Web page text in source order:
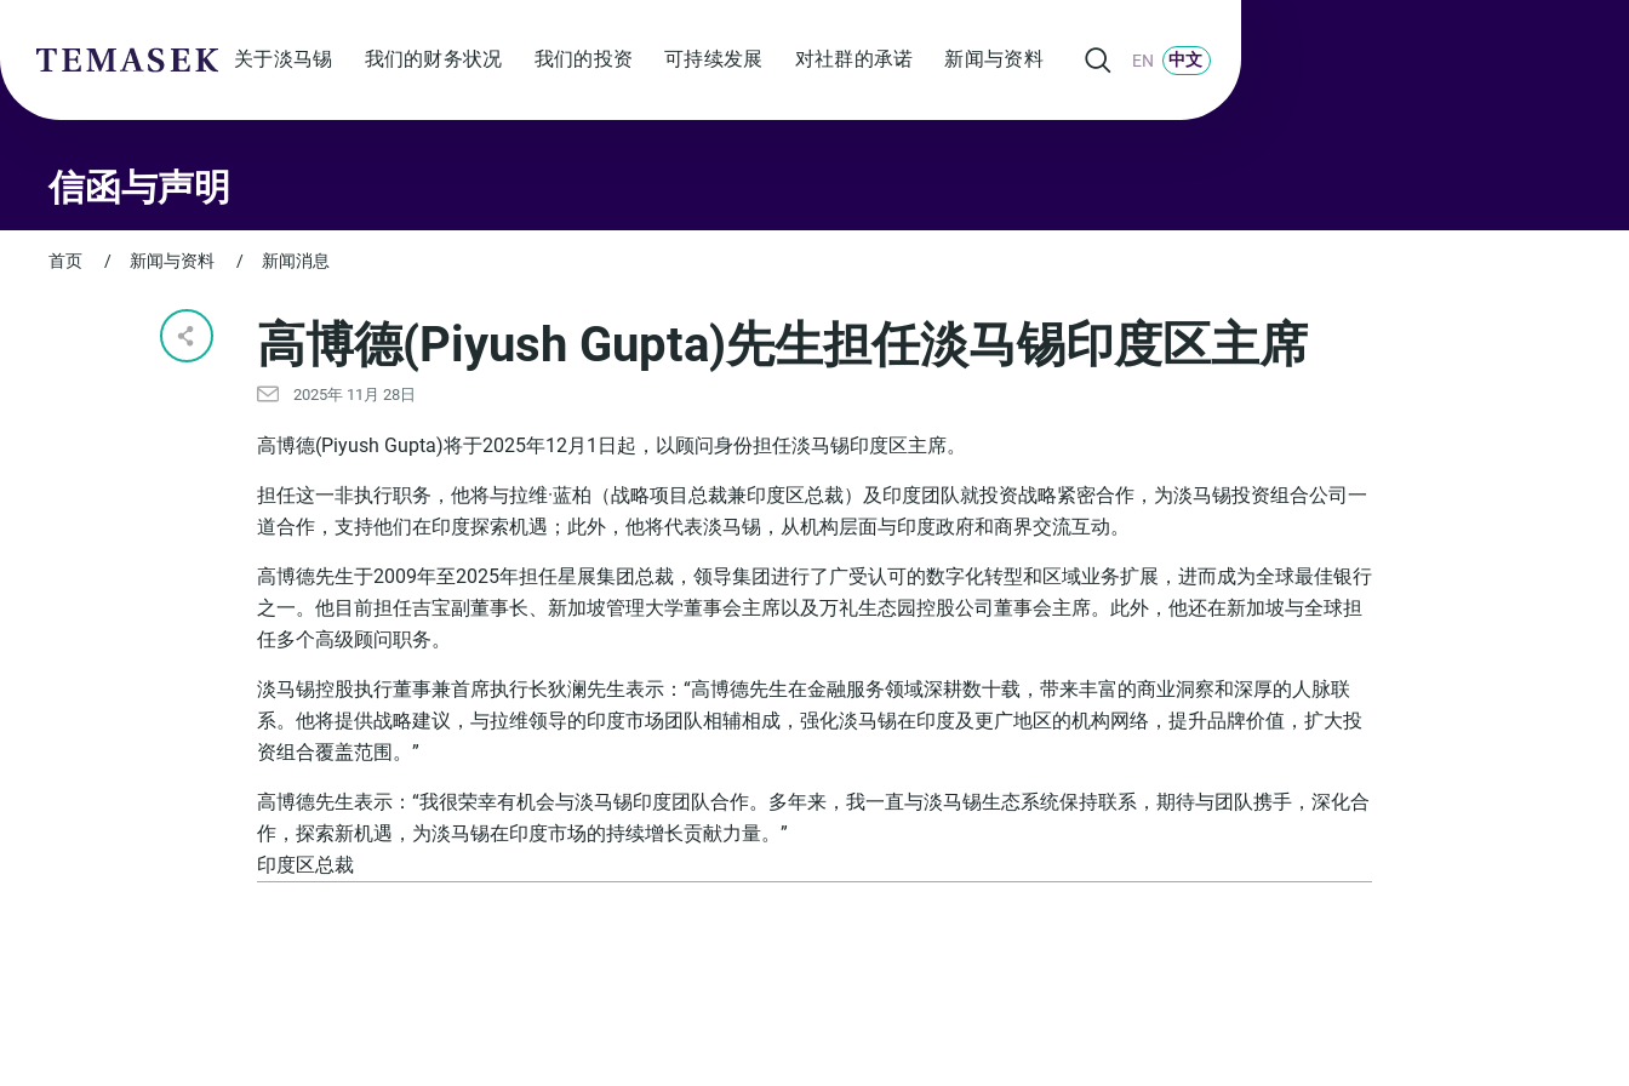
关于淡马锡 我们的财务状况 我们的投资 可持续发展 对社群的承诺 新闻与资料 EN 中文
信函与声明
首页 / 新闻与资料 / 新闻消息
高博德(Piyush Gupta)先生担任淡马锡印度区主席
2025年 11月 28日
高博德(Piyush Gupta)将于2025年12月1日起，以顾问身份担任淡马锡印度区主席。
担任这一非执行职务，他将与拉维·蓝柏（战略项目总裁兼印度区总裁）及印度团队就投资战略紧密合作，为淡马锡投资组合公司一
道合作，支持他们在印度探索机遇；此外，他将代表淡马锡，从机构层面与印度政府和商界交流互动。
高博德先生于2009年至2025年担任星展集团总裁，领导集团进行了广受认可的数字化转型和区域业务扩展，进而成为全球最佳银行
之一。他目前担任吉宝副董事长、新加坡管理大学董事会主席以及万礼生态园控股公司董事会主席。此外，他还在新加坡与全球担
任多个高级顾问职务。
淡马锡控股执行董事兼首席执行长狄澜先生表示：“高博德先生在金融服务领域深耕数十载，带来丰富的商业洞察和深厚的人脉联
系。他将提供战略建议，与拉维领导的印度市场团队相辅相成，强化淡马锡在印度及更广地区的机构网络，提升品牌价值，扩大投
资组合覆盖范围。”
高博德先生表示：“我很荣幸有机会与淡马锡印度团队合作。多年来，我一直与淡马锡生态系统保持联系，期待与团队携手，深化合
作，探索新机遇，为淡马锡在印度市场的持续增长贡献力量。”
印度区总裁
Future & Trends Sustainability